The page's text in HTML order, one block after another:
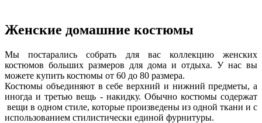
Женские домашние костюмы
Мы постарались собрать для вас коллекцию женских
костюмов больших размеров для дома и отдыха. У нас вы
можете купить костюмы от 60 до 80 размера.
Костюмы объединяют в себе верхний и нижний предметы, а
иногда и третью вещь - накидку. Обычно костюмы содержат
вещи в одном стиле, которые произведены из одной ткани и с
использованием стилистически единой фурнитуры.